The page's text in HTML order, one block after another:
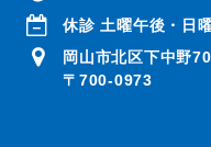
休診 土曜午後・日
岡山市北区下中野
〒700-0973